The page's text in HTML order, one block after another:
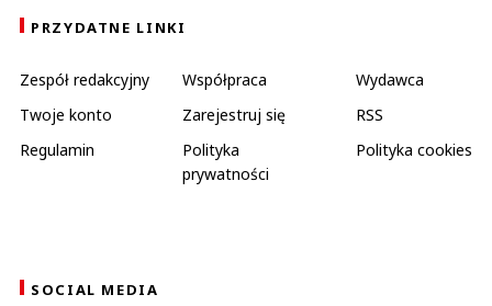
PRZYDATNE LINKI
Zespół redakcyjny Współpraca
Wydawca
Twoje konto
Zarejestruj się
RSS
Regulamin
Polityka
prywatności
Polityka cookies
SOCIAL MEDIA